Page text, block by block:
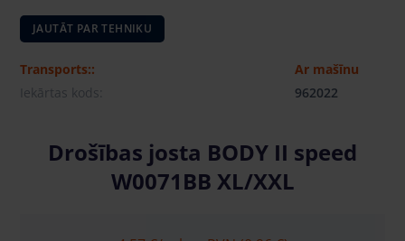
JAUTĀT PAR TEHNIKU
Transports::
Ar mašīnu
Iekārtas kods:
962022
Drošības josta BODY II speed
W0071BB XL/XXL